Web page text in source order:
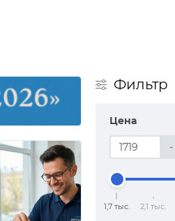
Фильтр
Цена
-
1,7 тыс. 2,1 тыс.